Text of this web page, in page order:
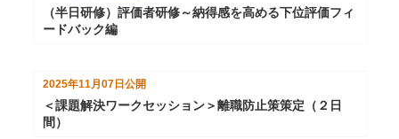
（半日研修）評価者研修～納得感を高める下位評価フィ
ードバック編
2025年11月07日公開
＜課題解決ワークセッション＞離職防止策策定（２日
間）